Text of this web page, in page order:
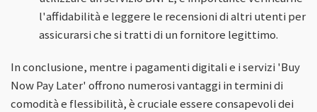
l'affidabilità e leggere le recensioni di altri utenti per
assicurarsi che si tratti di un fornitore legittimo.
In conclusione, mentre i pagamenti digitali e i servizi 'Buy
Now Pay Later' offrono numerosi vantaggi in termini di
comodità e flessibilità, è cruciale essere consapevoli dei